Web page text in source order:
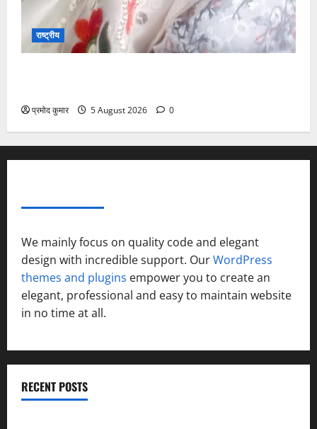
राष्ट्रीय
प्रमोद कुमार 5 August 2026 0
We mainly focus on quality code and elegant
design with incredible support. OurWordPress
themes and plugins empower you to create an
elegant, professional and easy to maintain website
in no time at all.
RECENT POSTS